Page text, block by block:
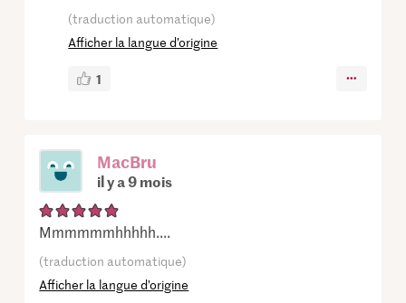
(traduction automatique)
Afficher la langue d’origine
1
MacBru
il y a 9 mois
Mmmmmmhhhhh....
(traduction automatique)
Afficher la langue d’origine